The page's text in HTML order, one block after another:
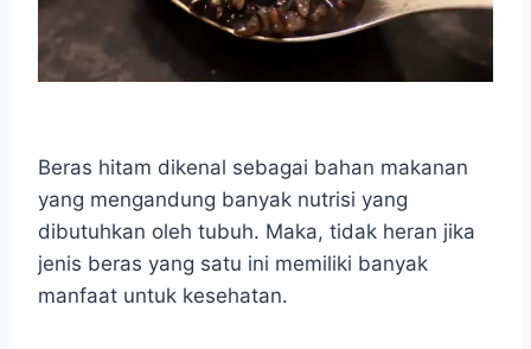
Beras hitam dikenal sebagai bahan makanan
yang mengandung banyak nutrisi yang
dibutuhkan oleh tubuh. Maka, tidak heran jika
jenis beras yang satu ini memiliki banyak
manfaat untuk kesehatan.